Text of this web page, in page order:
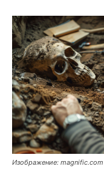
Изображение: